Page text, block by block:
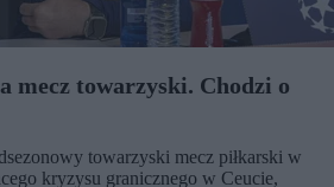
mecz towarzyski. Chodzi o
towarzyski mecz piłkarski w
kryzysu granicznego w Ceucie,